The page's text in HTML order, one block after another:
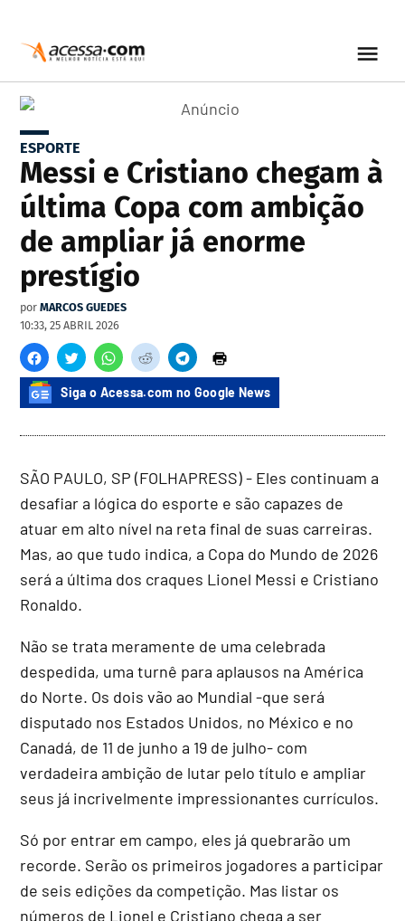
ESPORTE
Messi e Cristiano chegam à
última Copa com ambição
de ampliar já enorme
prestígio
por MARCOS GUEDES
10:33, 25 ABRIL 2026
Siga o Acessa.com no Google News
SÃO PAULO, SP (FOLHAPRESS) - Eles continuam a
desafiar a lógica do esporte e são capazes de
atuar em alto nível na reta final de suas carreiras.
Mas, ao que tudo indica, a Copa do Mundo de 2026
será a última dos craques Lionel Messi e Cristiano
Ronaldo.
Não se trata meramente de uma celebrada
despedida, uma turnê para aplausos na América
do Norte. Os dois vão ao Mundial -que será
disputado nos Estados Unidos, no México e no
Canadá, de 11 de junho a 19 de julho- com
verdadeira ambição de lutar pelo título e ampliar
seus já incrivelmente impressionantes currículos.
Só por entrar em campo, eles já quebrarão um
recorde. Serão os primeiros jogadores a participar
de seis edições da competição. Mas listar os
números de Lionel e Cristiano chega a ser